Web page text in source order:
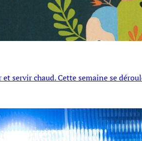
servir chaud. Cette semaine se